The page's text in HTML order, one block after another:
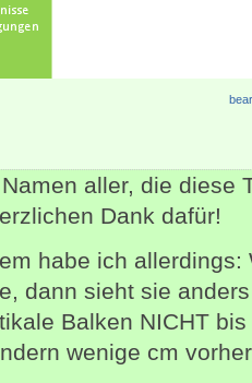
aller, die diese
Dank dafür!
habe ich
dann sieht sie
Balken NICHT
wenige cm